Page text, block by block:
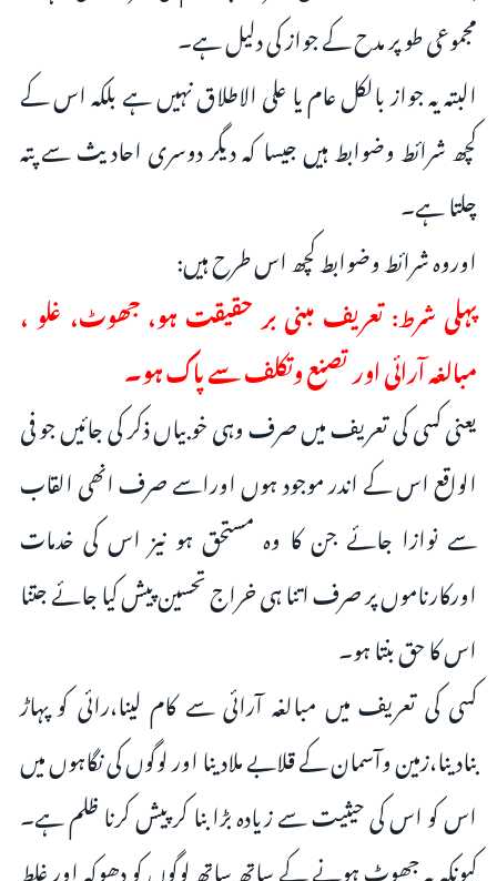
مجموعى طو پر مدح کے جواز کى دلیل ہے۔
البتہ یہ جواز بالکل عام یا على الاطلاق نہیں ہے بلکہ اس کے
کچھ شرائط وضوابط ہیں جیسا کہ دیگر دوسرى احادیث سے پتہ
چلتا ہے۔
اوروہ شرائط وضوابط کچھ اس طرح ہیں:
پہلى شرط: تعریف مبنى بر حقیقت ہو، جھوٹ، غلو ،
مبالغہ آرائى اور تصنع وتکلف سے پاک ہو۔
یعنى کسى کى تعریف میں صرف وہى خوبیاں ذکر کى جائیں جو فی
الواقع اس کے اندر موجود ہوں اوراسے صرف انھی القاب
سے نوازا جائے جن کا وہ مستحق ہو نیز اس کى خدمات
اورکارناموں پر صرف اتنا ہى خراج تحسین پیش کیا جائے جتنا
اس کا حق بنتا ہو۔
کسى کى تعریف میں مبالغہ آرائى سے کام لینا،رائى کو پہاڑ
بنادینا،زمین وآسمان کے قلابے ملادینا اور لوگوں کى نگاہوں میں
اس کو اس کى حیثیت سے زیادہ بڑا بنا کر پیش کرنا ظلم ہے۔
کیونکہ یہ جھوٹ ہونے کے ساتھ ساتھ لوگوں کو دھوکہ اور غلط